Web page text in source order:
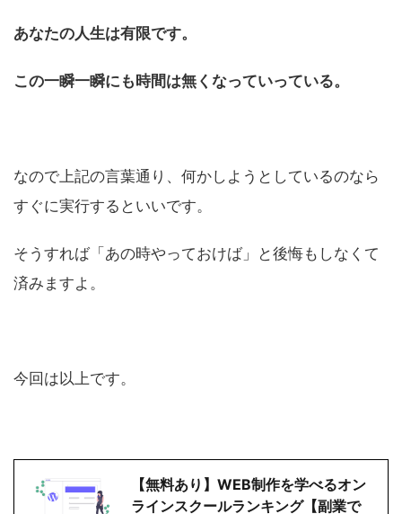
あなたの人生は有限です。
この一瞬一瞬にも時間は無くなっていっている。
なので上記の言葉通り、何かしようとしているのなら
すぐに実行するといいです。
そうすれば「あの時やっておけば」と後悔もしなくて
済みますよ。
今回は以上です。
【無料あり】WEB制作を学べるオン
ラインスクールランキング【副業で